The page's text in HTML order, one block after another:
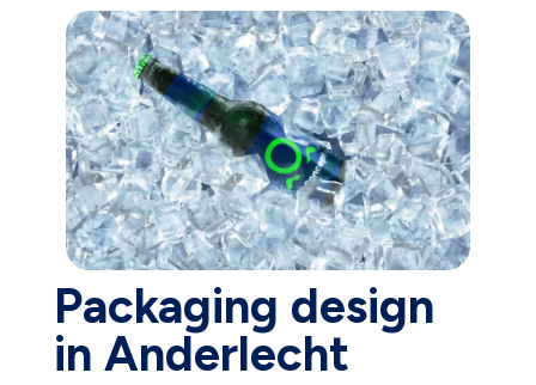
Packaging design
in Anderlecht